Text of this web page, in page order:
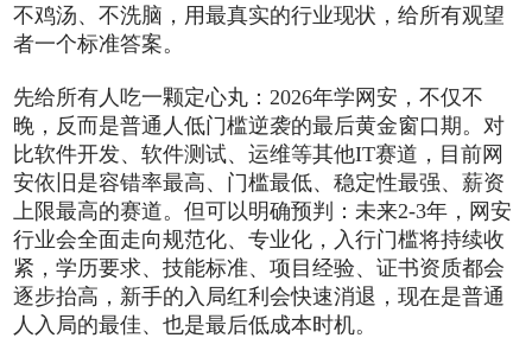
不鸡汤、不洗脑，用最真实的行业现状，给所有观望
者一个标准答案。
先给所有人吃一颗定心丸：2026年学网安，不仅不
晚，反而是普通人低门槛逆袭的最后黄金窗口期。对
比软件开发、软件测试、运维等其他IT赛道，目前网
安依旧是容错率最高、门槛最低、稳定性最强、薪资
上限最高的赛道。但可以明确预判：未来2-3年，网安
行业会全面走向规范化、专业化，入行门槛将持续收
紧，学历要求、技能标准、项目经验、证书资质都会
逐步抬高，新手的入局红利会快速消退，现在是普通
人入局的最佳、也是最后低成本时机。